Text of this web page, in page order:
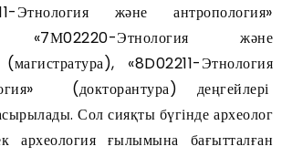
Этнология және антропология»
«7М02220-Этнология және
«8D02211-Этнология
(докторантура) деңгейлері
Сол сияқты бүгінде археолог
археология ғылымына бағытталған